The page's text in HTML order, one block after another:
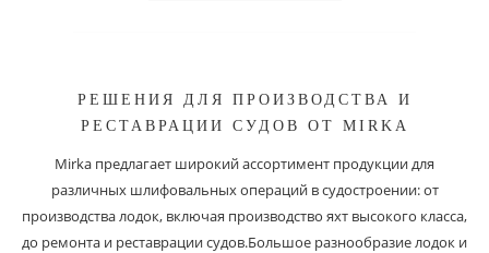
РЕШЕНИЯ ДЛЯ ПРОИЗВОДСТВА И
РЕСТАВРАЦИИ СУДОВ ОТ MIRKA
Mirka предлагает широкий ассортимент продукции для
различных шлифовальных операций в судостроении: от
производства лодок, включая производство яхт высокого класса,
до ремонта и реставрации судов.Большое разнообразие лодок и